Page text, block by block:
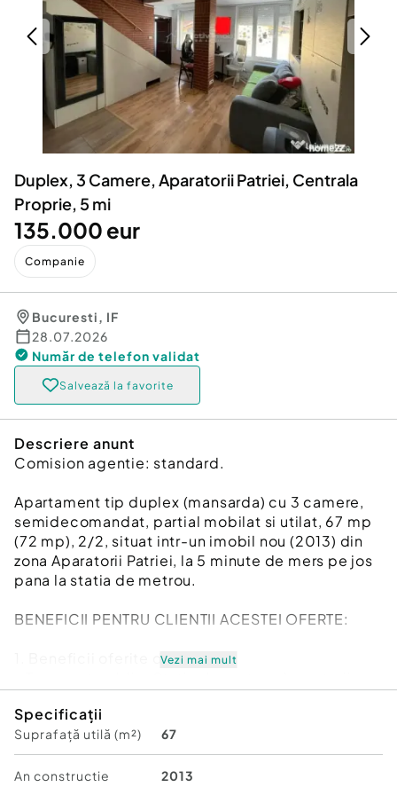
Servicii
Animale de companie
Afaceri și echipamente profesionale
Inchiriere Bunuri si Vehicule
Utilaje agricole si industriale
Piese auto si accesorii
Dacia Duster
Duplex, 3 Camere, Aparatorii Patriei, Centrala
Proprie, 5 mi
135.000 eur
Companie
Bucuresti, IF
28.07.2026
Număr de telefon validat
Salvează la favorite
Descriere anunt
Comision agentie: standard.
Apartament tip duplex (mansarda) cu 3 camere,
semidecomandat, partial mobilat si utilat, 67 mp
(72 mp), 2/2, situat intr-un imobil nou (2013) din
zona Aparatorii Patriei, la 5 minute de mers pe jos
pana la statia de metrou.
BENEFICII PENTRU CLIENTII ACESTEI OFERTE:
1. Beneficii oferite de zona:
jos, oferind conexiuni rapide catre centrul
orasului. Linii de autobuz: 102, 243 (4 min), 232 (7
min). 125 (9 min). Linii de tramvai: 1, 10 (12 min).
- Facilitati educationale si recreative: Scoli si
Vezi mai mult
Specificații
Suprafață utilă (m²) 67
An constructie 2013